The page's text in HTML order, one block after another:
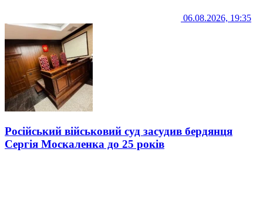
06.08.2026, 19:35
Російський військовий суд засудив бердянця
Сергія Москаленка до 25 років